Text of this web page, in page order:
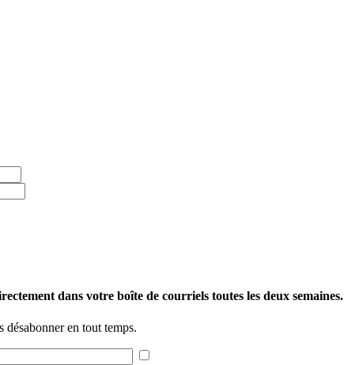
dans votre boîte de courriels toutes les deux semaines.
désabonner en tout temps.